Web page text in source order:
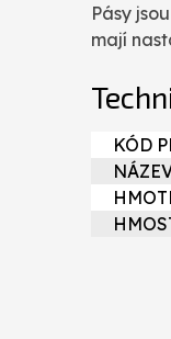
Pásy
mají
KÓD